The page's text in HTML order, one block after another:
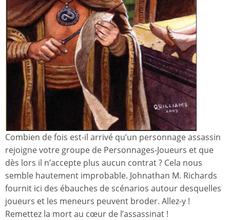
Combien de fois est-il arrivé qu’un personnage assassin
rejoigne votre groupe de Personnages-Joueurs et que
dès lors il n’accepte plus aucun contrat ? Cela nous
semble hautement improbable. Johnathan M. Richards
fournit ici des ébauches de scénarios autour desquelles
joueurs et les meneurs peuvent broder. Allez-y !
Remettez la mort au cœur de l’assassinat !